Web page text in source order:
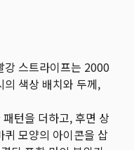
강 스트라이프는 2000
색상 배치와 두께,
턴을 더하고, 후면 상
퀴 모양의 아이콘을 삽